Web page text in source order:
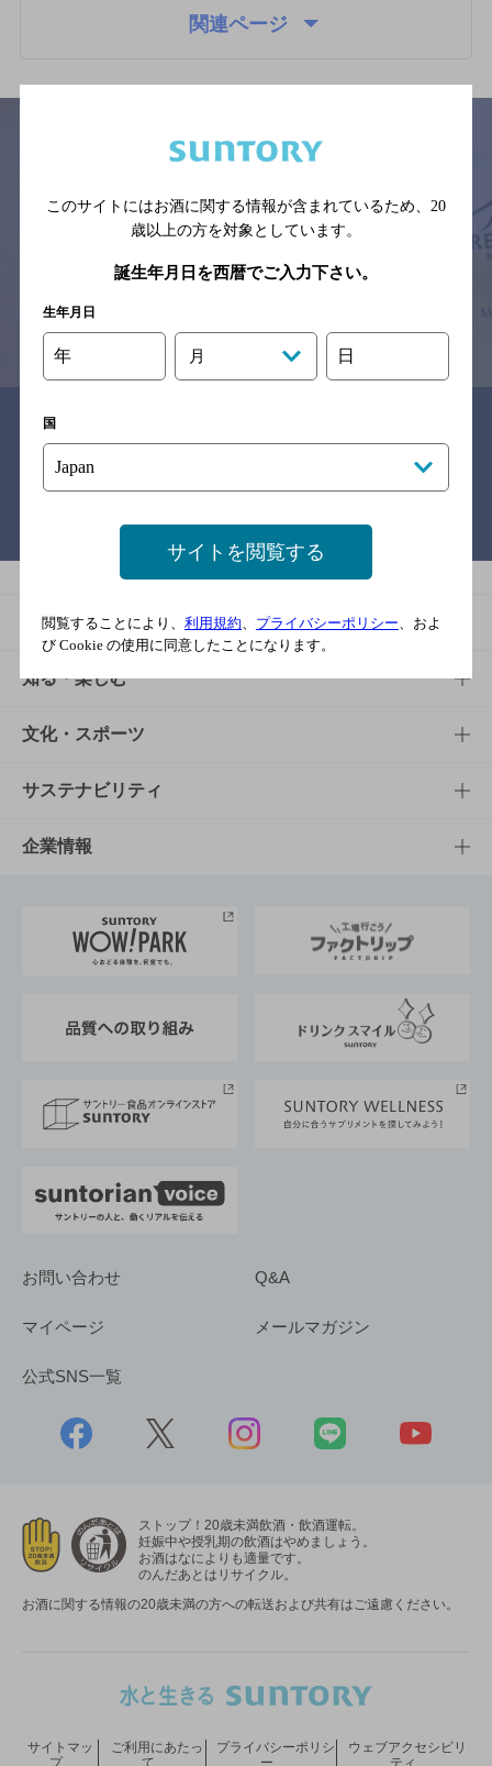
関連ページ
※それぞれのお店のメニューや営業時間などの掲載情報については、
予告なしに変更されることがありますので、
念のためお店にご確認の上ご来店くださいますようお願い申し上げま
す。
情報提供：ぐるなび
バー検索サイト［BAR-NAVI］
商品
商品TOP
商品一覧
商品発売情報
栄養成分一覧
知る・楽しむ
知る・楽しむTOP
キャンペーン
工場見学
地域情報
文化・スポーツ
文化・スポーツTOP
サントリーホール
サントリーサンバーズ大阪
サステナビリティ
サステナビリティTOP
サントリーが考えるサステナビリティ経営
企業情報
企業概要
採用情報
お問い合わせ Q&A
マイページ メールマガジン
公式SNS一覧
ストップ！20歳未満飲酒・飲酒運転。
妊娠中や授乳期の飲酒はやめましょう。
お酒はなによりも適量です。
のんだあとはリサイクル。
お酒に関する情報の20歳未満の方への転送および共有はご遠慮ください。
サイトマッ
プ
ご利用にあたっ
て
プライバシーポリシ
ー
ウェブアクセシビリ
ティ
このサイトにはお酒に関する情報が含まれているため、 20
歳以上の方を対象としています。
誕生年月日を西暦でご入力下さい。
生年月日
年 月 日
国
サイトを閲覧する
閲覧することにより、 利用規約、 プライバシーポリシー、およ
び Cookie の使用に同意したことになります。